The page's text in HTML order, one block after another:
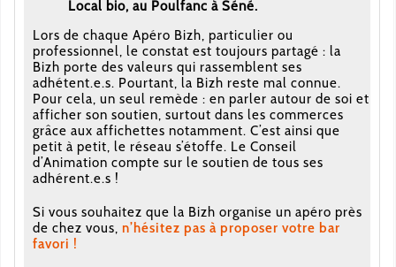
Local bio, au Poulfanc à Séné.
Lors de chaque Apéro Bizh, particulier ou
professionnel, le constat est toujours partagé : la
Bizh porte des valeurs qui rassemblent ses
adhétent.e.s. Pourtant, la Bizh reste mal connue.
Pour cela, un seul remède : en parler autour de soi et
afficher son soutien, surtout dans les commerces
grâce aux affichettes notamment. C’est ainsi que
petit à petit, le réseau s’étoffe. Le Conseil
d’Animation compte sur le soutien de tous ses
adhérent.e.s !
Si vous souhaitez que la Bizh organise un apéro près
de chez vous, n’hésitez pas à proposer votre bar
favori !